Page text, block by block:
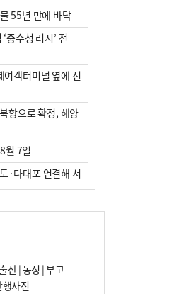
55년 만에 바닥
중수청 러시’ 전
여객터미널 옆에 선
항으로 확정, 해양
월 7일
·다대포 연결해 서
…‘극한 폭염’ 한풀
…전교생 24명 아
앞인데…구·군 난
산|동정 |부고
사진